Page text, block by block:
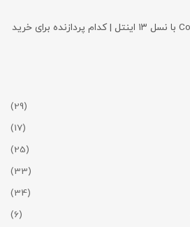
تفاوت لپتاپ های Core Ultra با نسل ۱۳ اینتل | کدام پردازنده برای خرید
(29)
(17)
(25)
(33)
(34)
(6)